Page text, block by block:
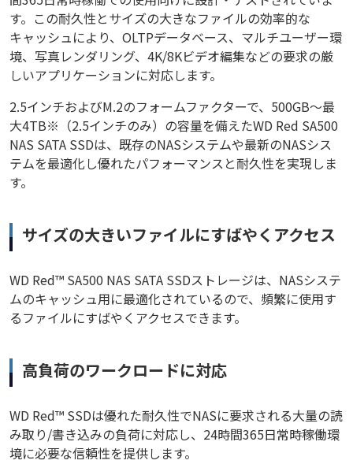
す。この耐久性とサイズの大きなファイルの効率的な
キャッシュにより、OLTPデータベース、マルチユーザー環
境、写真レンダリング、4K/8Kビデオ編集などの要求の厳
しいアプリケーションに対応します。
2.5インチおよびM.2のフォームファクターで、500GB〜最
大4TB※（2.5インチのみ）の容量を備えたWD Red SA500
NAS SATA SSDは、既存のNASシステムや最新のNASシス
テムを最適化し優れたパフォーマンスと耐久性を実現しま
す。
サイズの大きいファイルにすばやくアクセス
WD Red™ SA500 NAS SATA SSDストレージは、NASシステ
ムのキャッシュ用に最適化されているので、頻繁に使用す
るファイルにすばやくアクセスできます。
高負荷のワークロードに対応
WD Red™ SSDは優れた耐久性でNASに要求される大量の読
み取り/書き込みの負荷に対応し、24時間365日常時稼働環
境に必要な信頼性を提供します。